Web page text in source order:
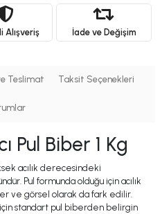
Alışveriş İade ve Değişim
Teslimat Taksit Seçenekleri
Pul Biber 1 Kg
acılık derecesindeki
Pul formunda olduğu için acılık
ve görsel olarak da fark edilir.
standart pul biberden belirgin